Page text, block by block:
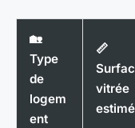
🏡
Type
de
logem
ent
📏
vitrée